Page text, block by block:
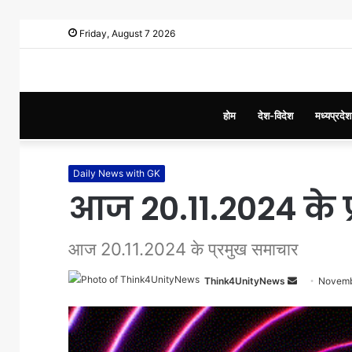
Friday, August 7 2026
होम देश-विदेश मध्यप्रदेश
Daily News with GK
आज 20.11.2024 के
आज 20.11.2024 के प्रमुख समाचार
Think4UnityNews
n
d